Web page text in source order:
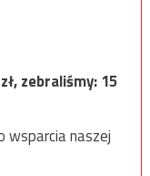
zł, zebraliśmy:15
wsparcia naszej